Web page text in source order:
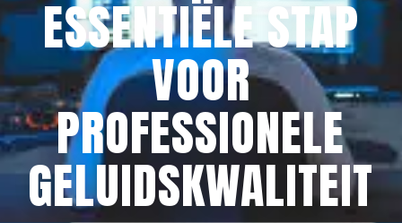
ESSENTIËLE STAP
VOOR
PROFESSIONELE
GELUIDSKWALITEIT